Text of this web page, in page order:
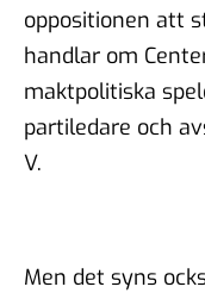
oppositionen att
handlar om
maktpolitiska
partiledare och
V.
Men det syns